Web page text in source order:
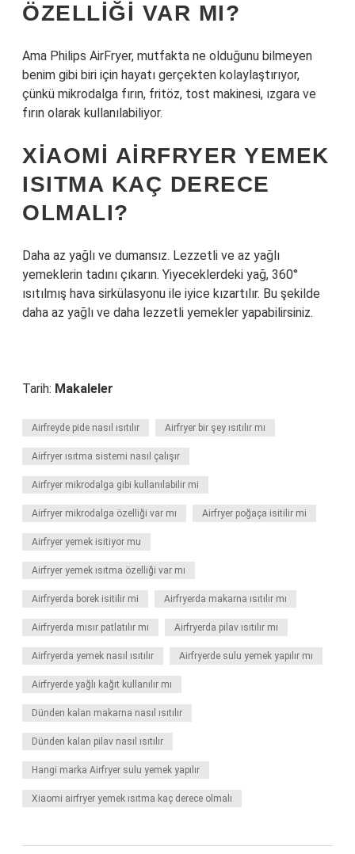
ÖZELLIĞI VAR MI?
Ama Philips AirFryer, mutfakta ne olduğunu bilmeyen
benim gibi biri için hayatı gerçekten kolaylaştırıyor,
çünkü mikrodalga fırın, fritöz, tost makinesi, ızgara ve
fırın olarak kullanılabiliyor.
XIAOMI AIRFRYER YEMEK
ISITMA KAÇ DERECE
OLMALI?
Daha az yağlı ve dumansız. Lezzetli ve az yağlı
yemeklerin tadını çıkarın. Yiyeceklerdeki yağ, 360°
ısıtılmış hava sirkülasyonu ile iyice kızartılır. Bu şekilde
daha az yağlı ve daha lezzetli yemekler yapabilirsiniz.
Tarih: Makaleler
Airfreyde pide nasıl ısıtılır Airfryer bir şey ısıtılır mı
Airfryer ısıtma sistemi nasıl çalışır
Airfryer mikrodalga gibi kullanılabilir mi
Airfryer mikrodalga özelliği var mı Airfryer poğaça isitilir mi
Airfryer yemek isitiyor mu
Airfryer yemek ısıtma özelliği var mı
Airfryerda borek isitilir mi Airfryerda makarna ısıtılır mı
Airfryerda mısır patlatılır mı Airfryerda pilav ısıtılır mı
Airfryerda yemek nasıl ısıtılır Airfryerde sulu yemek yapılır mı
Airfryerde yağlı kağıt kullanılır mı
Dünden kalan makarna nasıl ısıtılır
Dünden kalan pilav nasıl ısıtılır
Hangi marka Airfryer sulu yemek yapılır
Xiaomi airfryer yemek ısıtma kaç derece olmalı